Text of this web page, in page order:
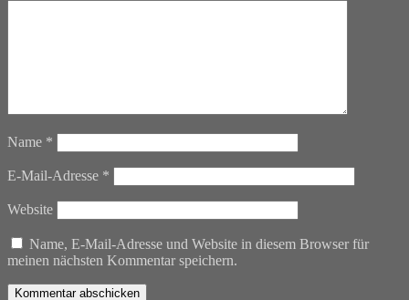
Name *
E-Mail-Adresse *
Website
Name, E-Mail-Adresse und Website in diesem Browser für
meinen nächsten Kommentar speichern.